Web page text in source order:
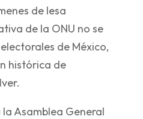
de lesa
de la ONU no se
de México,
histórica de
Asamblea General